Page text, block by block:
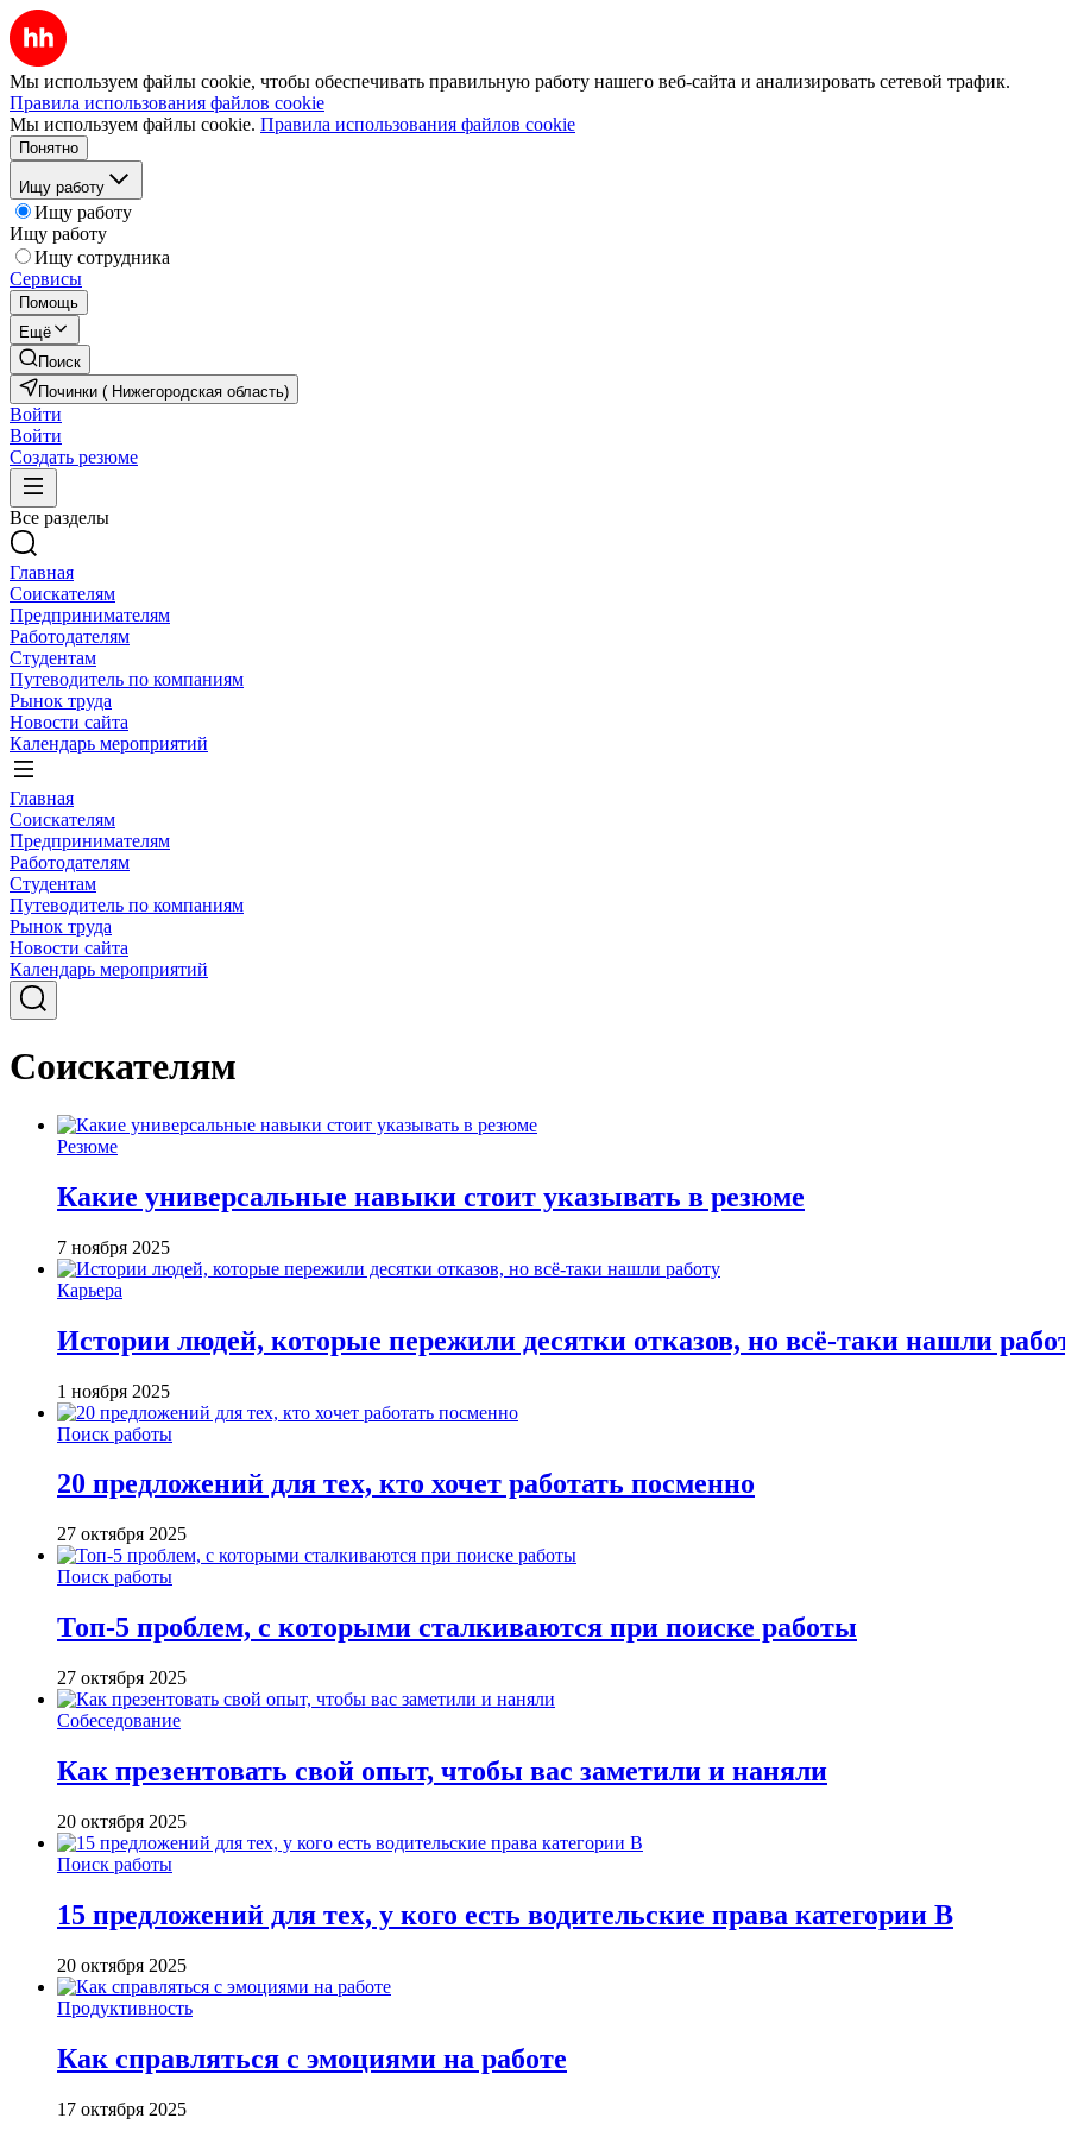
Мы используем файлы cookie, чтобы обеспечивать правильную работу нашего веб-сайта и анализировать сетевой трафик.
Правила использования файлов cookie
Мы используем файлы cookie. Правила использования файлов cookie
Понятно
Ищу работу
Ищу работу
Ищу работу
Ищу сотрудника
Сервисы
Помощь
Ещё
Поиск
Починки ( Нижегородская область)
Войти
Войти
Создать резюме
Все разделы
Главная
Соискателям
Предпринимателям
Работодателям
Студентам
Путеводитель по компаниям
Рынок труда
Новости сайта
Календарь мероприятий
Главная
Соискателям
Предпринимателям
Работодателям
Студентам
Путеводитель по компаниям
Рынок труда
Новости сайта
Календарь мероприятий
Соискателям
Резюме
Какие универсальные навыки стоит указывать в резюме
7 ноября 2025
Карьера
Истории людей, которые пережили десятки отказов, но всё-таки нашли
1 ноября 2025
Поиск работы
20 предложений для тех, кто хочет работать посменно
27 октября 2025
Поиск работы
Топ-5 проблем, с которыми сталкиваются при поиске работы
27 октября 2025
Собеседование
Как презентовать свой опыт, чтобы вас заметили и наняли
20 октября 2025
Поиск работы
15 предложений для тех, у кого есть водительские права категории В
20 октября 2025
Продуктивность
Как справляться с эмоциями на работе
17 октября 2025